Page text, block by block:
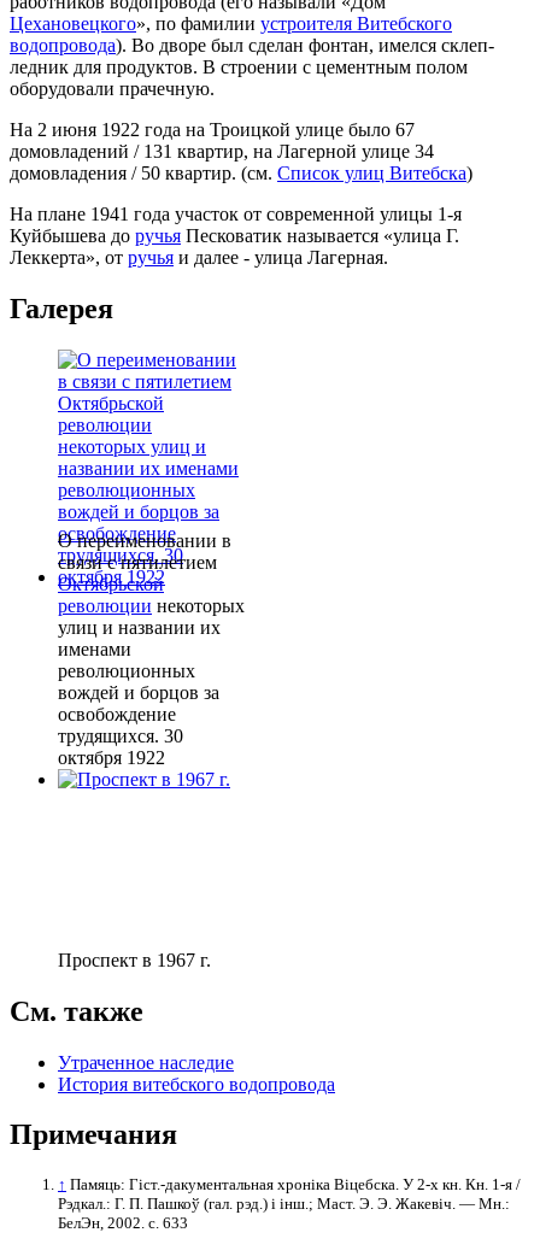
Цехановецкого», по фамилии устроителя Витебского
водопровода). Во дворе был сделан фонтан, имелся склеп-
ледник для продуктов. В строении с цементным полом
оборудовали прачечную.
На 2 июня 1922 года на Троицкой улице было 67
домовладений / 131 квартир, на Лагерной улице 34
домовладения / 50 квартир. (см. Список улиц Витебска)
На плане 1941 года участок от современной улицы 1-я
Куйбышева до ручья Песковатик называется «улица Г.
Леккерта», от ручья и далее - улица Лагерная.
Галерея
О переименовании в
связи с пятилетием
Октябрьской
революции некоторых
улиц и названии их
именами
революционных
вождей и борцов за
освобождение
трудящихся. 30
октября 1922
Проспект в 1967 г.
См. также
Утраченное наследие
История витебского водопровода
Примечания
↑ Памяць: Гіст.-дакументальная хроніка Віцебска. У 2-х кн. Кн. 1-я /
Рэдкал.: Г. П. Пашкоў (гал. рэд.) і інш.; Маст. Э. Э. Жакевіч. — Мн.:
БелЭн, 2002. с. 633